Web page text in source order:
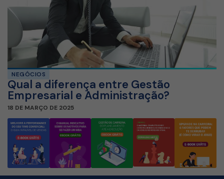
NEGÓCIOS
Qual a diferença entre Gestão
Empresarial e Administração?
18 DE MARÇO DE 2025